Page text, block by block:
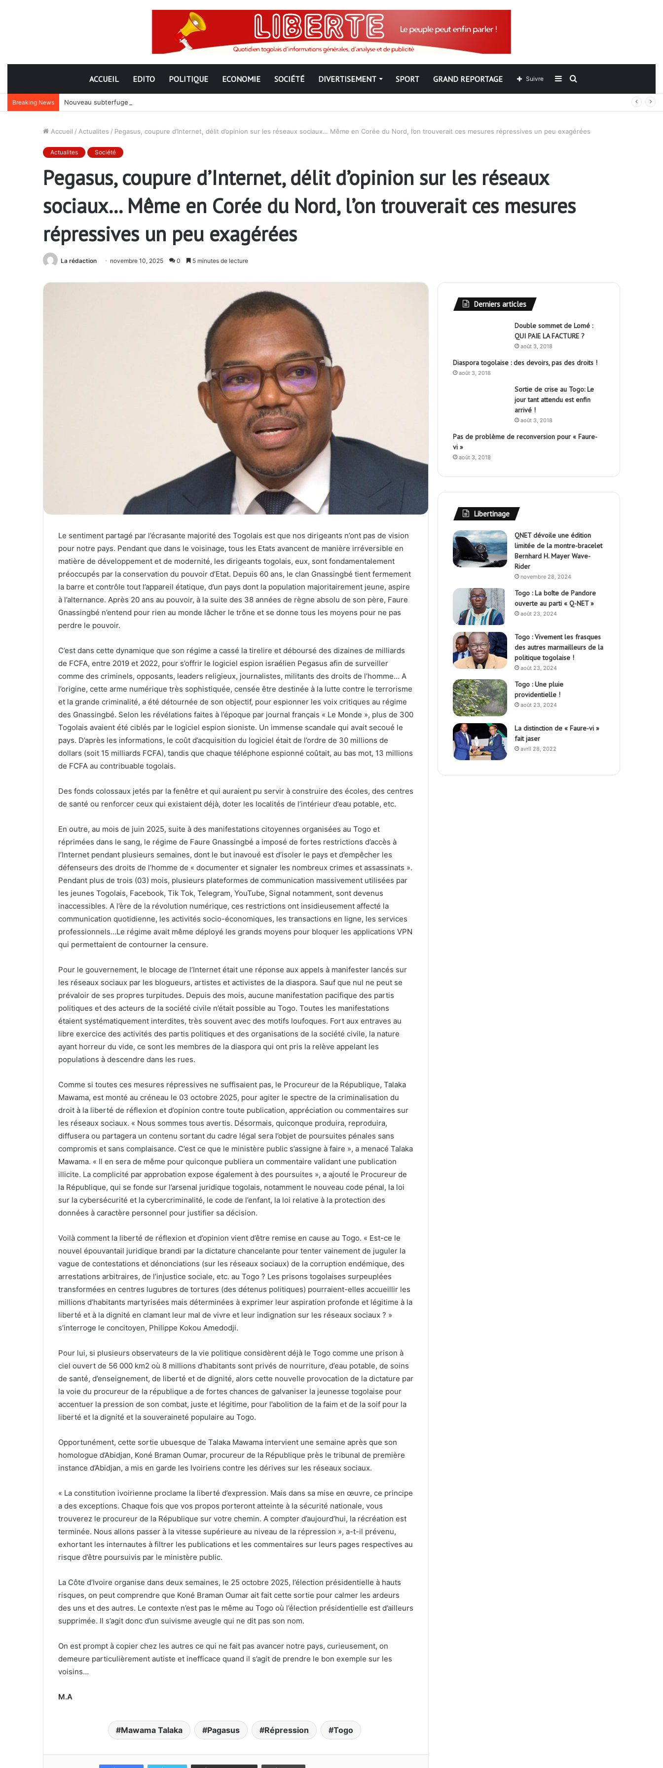
ACCUEIL EDITO POLITIQUE ECONOMIE SOCIÉTÉ DIVERTISEMENT SPORT GRAND REPORTAGE Rechercher
Sidebar
(barre
latérale)
Suivre
Breaking News Nouveau subterfuge en préparation de Faure Gnassingbé pour ne jamais partir ; les Togolais disent non et sont vent debout
Accueil / Actualites / Pegasus, coupure d’Internet, délit d’opinion sur les réseaux sociaux… Même en Corée du Nord, l’on trouverait ces mesures répressives un peu exagérées
Actualites Société
Pegasus, coupure d’Internet, délit d’opinion sur les réseaux
sociaux… Même en Corée du Nord, l’on trouverait ces mesures
répressives un peu exagérées
La rédaction novembre 10, 2025 0 5 minutes de lecture
Le sentiment partagé par l’écrasante majorité des Togolais est que nos dirigeants n’ont pas de vision
pour notre pays. Pendant que dans le voisinage, tous les Etats avancent de manière irréversible en
matière de développement et de modernité, les dirigeants togolais, eux, sont fondamentalement
préoccupés par la conservation du pouvoir d’Etat. Depuis 60 ans, le clan Gnassingbé tient fermement
la barre et contrôle tout l’appareil étatique, d’un pays dont la population majoritairement jeune, aspire
à l’alternance. Après 20 ans au pouvoir, à la suite des 38 années de règne absolu de son père, Faure
Gnassingbé n’entend pour rien au monde lâcher le trône et se donne tous les moyens pour ne pas
perdre le pouvoir.
C’est dans cette dynamique que son régime a cassé la tirelire et déboursé des dizaines de milliards
de FCFA, entre 2019 et 2022, pour s’offrir le logiciel espion israélien Pegasus afin de surveiller
comme des criminels, opposants, leaders religieux, journalistes, militants des droits de l’homme… A
l’origine, cette arme numérique très sophistiquée, censée être destinée à la lutte contre le terrorisme
et la grande criminalité, a été détournée de son objectif, pour espionner les voix critiques au régime
des Gnassingbé. Selon les révélations faites à l’époque par journal français « Le Monde », plus de 300
Togolais avaient été ciblés par le logiciel espion sioniste. Un immense scandale qui avait secoué le
pays. D’après les informations, le coût d’acquisition du logiciel était de l’ordre de 30 millions de
dollars (soit 15 milliards FCFA), tandis que chaque téléphone espionné coûtait, au bas mot, 13 millions
de FCFA au contribuable togolais.
Des fonds colossaux jetés par la fenêtre et qui auraient pu servir à construire des écoles, des centres
de santé ou renforcer ceux qui existaient déjà, doter les localités de l’intérieur d’eau potable, etc.
En outre, au mois de juin 2025, suite à des manifestations citoyennes organisées au Togo et
réprimées dans le sang, le régime de Faure Gnassingbé a imposé de fortes restrictions d’accès à
l’Internet pendant plusieurs semaines, dont le but inavoué est d’isoler le pays et d’empêcher les
défenseurs des droits de l’homme de « documenter et signaler les nombreux crimes et assassinats ».
Pendant plus de trois (03) mois, plusieurs plateformes de communication massivement utilisées par
les jeunes Togolais, Facebook, Tik Tok, Telegram, YouTube, Signal notamment, sont devenus
inaccessibles. A l’ère de la révolution numérique, ces restrictions ont insidieusement affecté la
communication quotidienne, les activités socio-économiques, les transactions en ligne, les services
professionnels…Le régime avait même déployé les grands moyens pour bloquer les applications VPN
qui permettaient de contourner la censure.
Pour le gouvernement, le blocage de l’Internet était une réponse aux appels à manifester lancés sur
les réseaux sociaux par les blogueurs, artistes et activistes de la diaspora. Sauf que nul ne peut se
prévaloir de ses propres turpitudes. Depuis des mois, aucune manifestation pacifique des partis
politiques et des acteurs de la société civile n’était possible au Togo. Toutes les manifestations
étaient systématiquement interdites, très souvent avec des motifs loufoques. Fort aux entraves au
libre exercice des activités des partis politiques et des organisations de la société civile, la nature
ayant horreur du vide, ce sont les membres de la diaspora qui ont pris la relève appelant les
populations à descendre dans les rues.
Comme si toutes ces mesures répressives ne suffisaient pas, le Procureur de la République, Talaka
Mawama, est monté au créneau le 03 octobre 2025, pour agiter le spectre de la criminalisation du
droit à la liberté de réflexion et d’opinion contre toute publication, appréciation ou commentaires sur
les réseaux sociaux. « Nous sommes tous avertis. Désormais, quiconque produira, reproduira,
diffusera ou partagera un contenu sortant du cadre légal sera l’objet de poursuites pénales sans
compromis et sans complaisance. C’est ce que le ministère public s’assigne à faire », a menacé Talaka
Mawama. « Il en sera de même pour quiconque publiera un commentaire validant une publication
illicite. La complicité par approbation expose également à des poursuites », a ajouté le Procureur de
la République, qui se fonde sur l’arsenal juridique togolais, notamment le nouveau code pénal, la loi
sur la cybersécurité et la cybercriminalité, le code de l’enfant, la loi relative à la protection des
données à caractère personnel pour justifier sa décision.
Voilà comment la liberté de réflexion et d’opinion vient d’être remise en cause au Togo. « Est-ce le
nouvel épouvantail juridique brandi par la dictature chancelante pour tenter vainement de juguler la
vague de contestations et dénonciations (sur les réseaux sociaux) de la corruption endémique, des
arrestations arbitraires, de l’injustice sociale, etc. au Togo ? Les prisons togolaises surpeuplées
transformées en centres lugubres de tortures (des détenus politiques) pourraient-elles accueillir les
millions d’habitants martyrisées mais déterminées à exprimer leur aspiration profonde et légitime à la
liberté et à la dignité en clamant leur mal de vivre et leur indignation sur les réseaux sociaux ? »
s’interroge le concitoyen, Philippe Kokou Amedodji.
Pour lui, si plusieurs observateurs de la vie politique considèrent déjà le Togo comme une prison à
ciel ouvert de 56 000 km2 où 8 millions d’habitants sont privés de nourriture, d’eau potable, de soins
de santé, d’enseignement, de liberté et de dignité, alors cette nouvelle provocation de la dictature par
la voie du procureur de la république a de fortes chances de galvaniser la jeunesse togolaise pour
accentuer la pression de son combat, juste et légitime, pour l’abolition de la faim et de la soif pour la
liberté et la dignité et la souveraineté populaire au Togo.
Opportunément, cette sortie ubuesque de Talaka Mawama intervient une semaine après que son
homologue d’Abidjan, Koné Braman Oumar, procureur de la République près le tribunal de première
instance d’Abidjan, a mis en garde les Ivoiriens contre les dérives sur les réseaux sociaux.
« La constitution ivoirienne proclame la liberté d’expression. Mais dans sa mise en œuvre, ce principe
a des exceptions. Chaque fois que vos propos porteront atteinte à la sécurité nationale, vous
trouverez le procureur de la République sur votre chemin. A compter d’aujourd’hui, la récréation est
terminée. Nous allons passer à la vitesse supérieure au niveau de la répression », a-t-il prévenu,
exhortant les internautes à filtrer les publications et les commentaires sur leurs pages respectives au
risque d’être poursuivis par le ministère public.
La Côte d’Ivoire organise dans deux semaines, le 25 octobre 2025, l’élection présidentielle à hauts
risques, on peut comprendre que Koné Braman Oumar ait fait cette sortie pour calmer les ardeurs
des uns et des autres. Le contexte n’est pas le même au Togo où l’élection présidentielle est d’ailleurs
supprimée. Il s’agit donc d’un suivisme aveugle qui ne dit pas son nom.
On est prompt à copier chez les autres ce qui ne fait pas avancer notre pays, curieusement, on
demeure particulièrement autiste et inefficace quand il s’agit de prendre le bon exemple sur les
voisins…
M.A
Mawama Talaka Pagasus Répression Togo
Derniers articles
Double sommet de Lomé :
QUI PAIE LA FACTURE ?
août 3, 2018
Diaspora togolaise : des devoirs, pas des droits !
août 3, 2018
Sortie de crise au Togo: Le
jour tant attendu est enfin
arrivé !
août 3, 2018
Pas de problème de reconversion pour « Faure-
vi »
août 3, 2018
Libertinage
QNET dévoile une édition
limitée de la montre-bracelet
Bernhard H. Mayer Wave-
Rider
novembre 28, 2024
Togo : La boîte de Pandore
ouverte au parti « Q-NET »
août 23, 2024
Togo : Vivement les frasques
des autres marmailleurs de la
politique togolaise !
août 23, 2024
Togo : Une pluie
providentielle !
août 23, 2024
La distinction de « Faure-vi »
fait jaser
avril 28, 2022